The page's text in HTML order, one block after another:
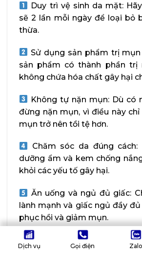
Duy trì vệ sinh da mặt:
sẽ 2 lần mỗi ngày để loại bỏ
thừa.
Sử dụng sản phẩm trị mụn
sản phẩm có thành phần trị
không chứa hóa chất gây hại
Không tự nặn mụn: Dù có
đừng nặn mụn, vì điều này
mụn trở nên tồi tệ hơn.
Chăm sóc da đúng
dưỡng ẩm và kem chống
khỏi các yếu tố gây hại.
Ăn uống và ngủ đủ giấc:
lành mạnh và giấc ngủ đầy
phục hồi và giảm mụn.
Để được tư vấn và nhận
Dịch vụ Gọi điện Zalo